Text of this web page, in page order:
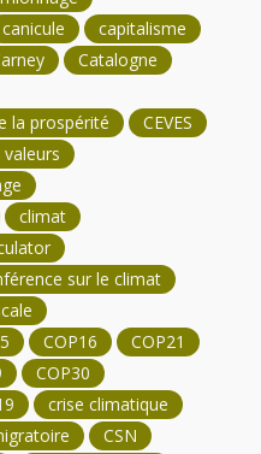
canicule
capitalisme
Catalogne
la prospérité
CEVES
climat
sur le climat
COP16
COP21
COP30
crise climatique
CSN